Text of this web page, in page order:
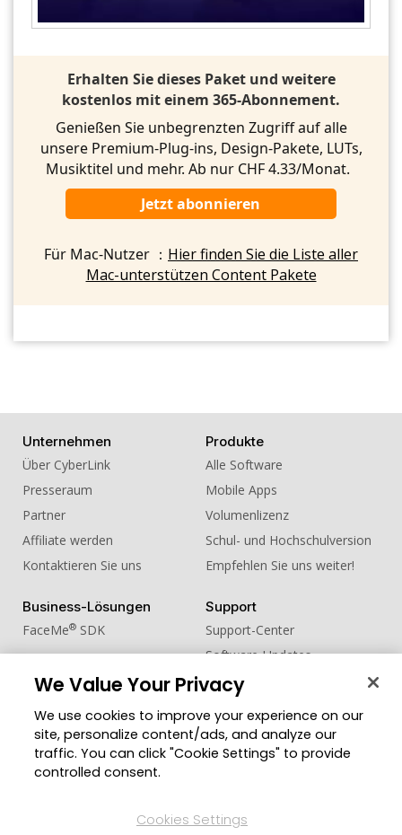
Erhalten Sie dieses Paket und weitere
kostenlos mit einem 365-Abonnement.
Genießen Sie unbegrenzten Zugriff auf alle
unsere Premium-Plug-ins, Design-Pakete, LUTs,
Musiktitel und mehr. Ab nur CHF 4.33/Monat.
Jetzt abonnieren
Für Mac-Nutzer ： Hier finden Sie die Liste aller
Mac-unterstützen Content Pakete
Unternehmen
Über CyberLink
Presseraum
Partner
Affiliate werden
Kontaktieren Sie uns
Produkte
Alle Software
Mobile Apps
Volumenlizenz
Schul- und Hochschulversion
Empfehlen Sie uns weiter!
Business-Lösungen
FaceMe® SDK
Support
Support-Center
Software-Updates
Lernen + Wissen
Community
Mitgliederbereich
Blog
Region ändern
We Value Your Privacy
We use cookies to improve your experience on our
site, personalize content/ads, and analyze our
traffic. You can click "Cookie Settings" to provide
controlled consent.
Cookies Settings